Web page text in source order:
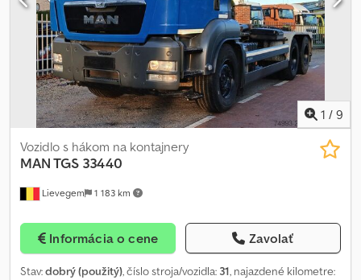
vyhradené! Chodpfx Alowphy Rocsa
1 / 9
Lievegem 1 183 km
Vozidlo s hákom na kontajnery
MAN TGS 33440
Informácia o cene Zavolať
Stav:dobrý (použitý), číslo stroja/vozidla: 31, najazdené kilometre: